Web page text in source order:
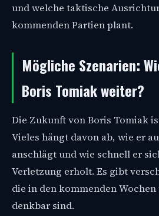
und welche taktische
kommenden Partien plant.
Mögliche Szenarien:
Boris Tomiak weiter?
Die Zukunft von Boris Tomiak
Vieles hängt davon ab, wie er
anschlägt und wie schnell er
Verletzung erholt. Es gibt
die in den kommenden
denkbar sind.